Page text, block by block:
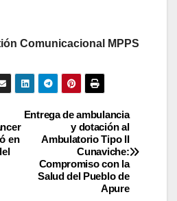
Comunicacional MPPS
Entrega de ambulancia
y dotación al
Ambulatorio Tipo II
Cunaviche:
Compromiso con la
Salud del Pueblo de
Apure
en